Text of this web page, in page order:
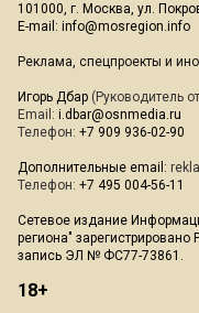
101000, г. Москва, ул.
E-mail: info@mosregion.info
Реклама, спецпроекты и
Игорь Дбар (Руководитель
Email: i.dbar@osnmedia.ru
Телефон: +7 909 936-02-90
Дополнительные email:
Телефон: +7 495 004-56-11
Сетевое издание
региона"
запись ЭЛ № ФС77-73861.
18+